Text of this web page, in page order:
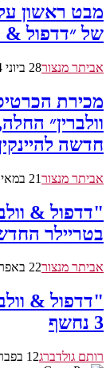
מבט ראשון
של ״דדפול &
אביתר מנצור28 ביוני 2024
מכירת
וולברין״
חדשה
אביתר מנצור21 במאי 2024
"דדפול &
בטריילר
אביתר מנצור22 באפריל 2024
"דדפול &
3 נחשף
רותם גולדברג12 בפברואר 2024